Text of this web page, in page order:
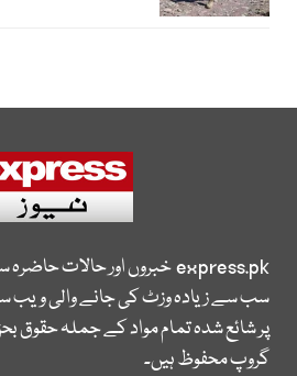
express.pkخبروں اور حالات
سب سے زیادہ وزٹ کی جانے والی
پر شائع شدہ تمام مواد کے جملہ حقوق
گروپ محفوظ ہیں۔